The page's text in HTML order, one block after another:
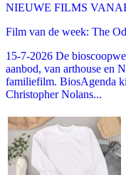
NIEUWE FILMS
Film van de week: The
15-7-2026 De
aanbod, van arthouse en
familiefilm. BiosAgenda
Christopher Nolans...